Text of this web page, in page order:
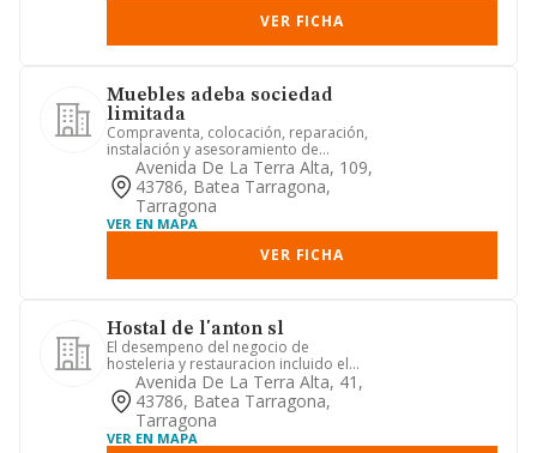
VER FICHA
Muebles adeba sociedad
limitada
Compraventa, colocación, reparación,
instalación y asesoramiento de
mobiliario para el hogar, de ex...
Avenida De La Terra Alta, 109,
43786, Batea Tarragona,
Tarragona
VER EN MAPA
VER FICHA
Hostal de l'anton sl
El desempeno del negocio de
hosteleria y restauracion incluido el
servicio de hospedaje.
Avenida De La Terra Alta, 41,
43786, Batea Tarragona,
Tarragona
VER EN MAPA